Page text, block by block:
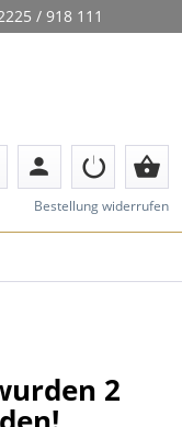
/ 918 111
person shopping_basket
Bestellung widerrufen
2